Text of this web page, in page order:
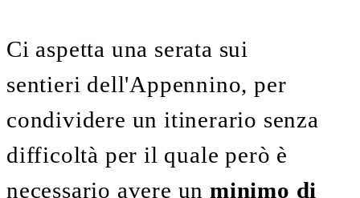
Ci aspetta una serata sui
sentieri dell'Appennino, per
condividere un itinerario senza
difficoltà per il quale però è
necessario avere unminimo di